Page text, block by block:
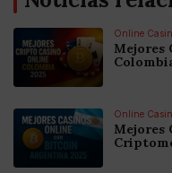
Online
Mejores
Online
Mejores